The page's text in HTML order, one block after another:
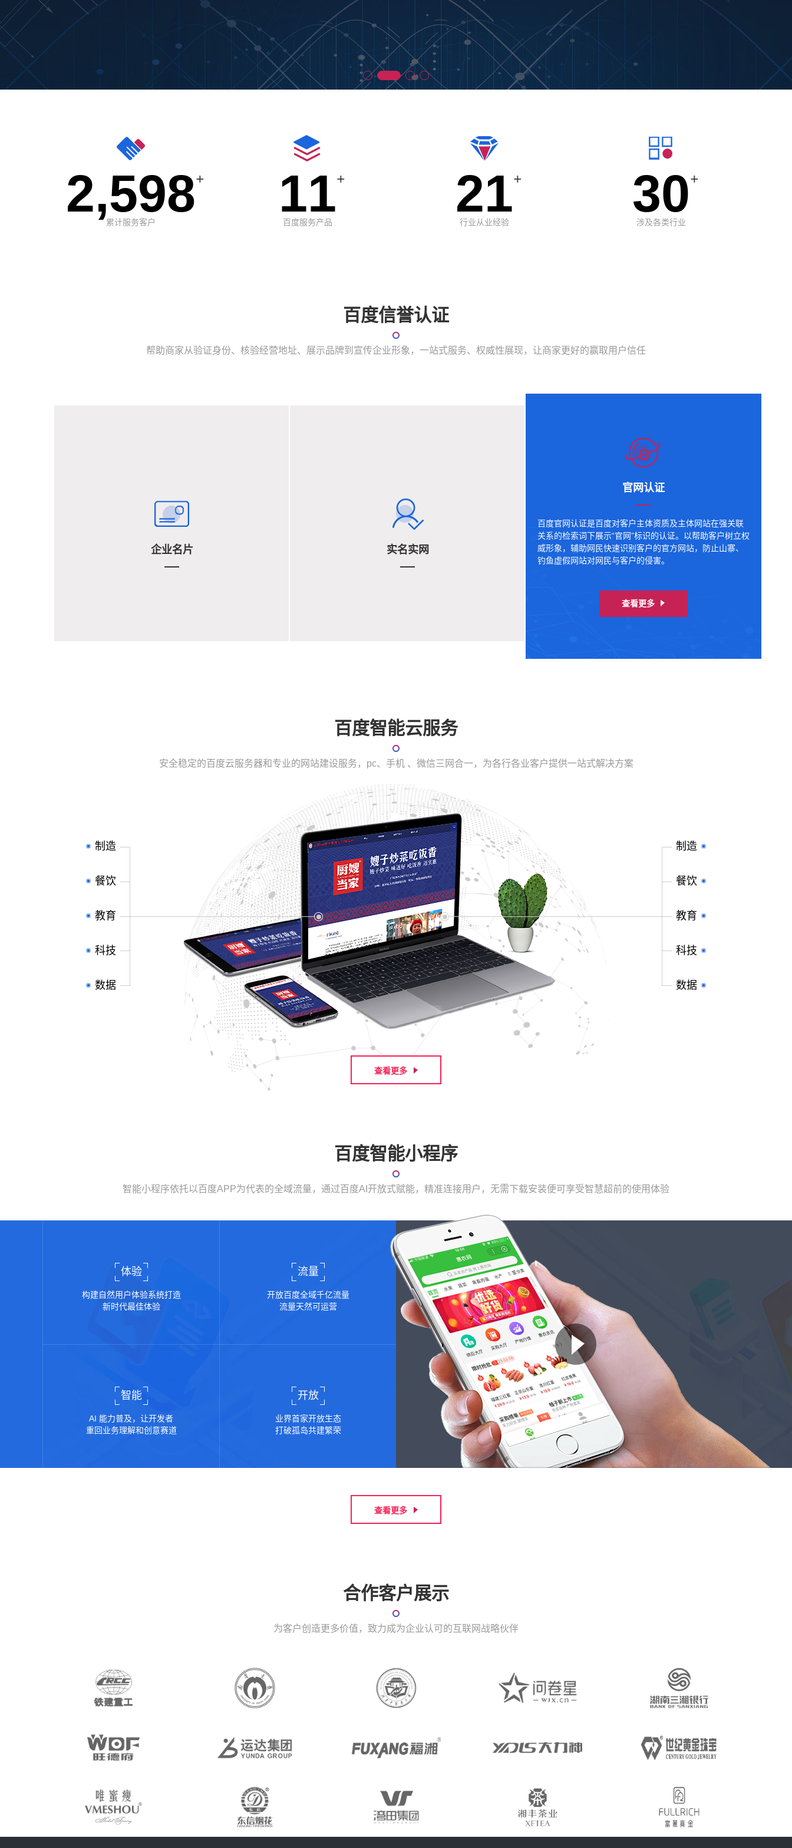
2,598+
累计服务客户 11+
百度服务产品 21+
行业从业经验 30+
涉及各类行业
百度信誉认证
帮助商家从验证身份、核验经营地址、展示品牌到宣传企业形象，一站式服务、权威性展现，让商家更好的赢取用户信任
企业名片 实名实网
官网认证
百度官网认证是百度对客户主体资质及主体网站在强关联
关系的检索词下展示“官网”标识的认证。以帮助客户树立权
威形象，辅助网民快速识别客户的官方网站，防止山寨、
钓鱼虚假网站对网民与客户的侵害。
查看更多
百度智能云服务
安全稳定的百度云服务器和专业的网站建设服务，pc、手机 、微信三网合一，为各行各业客户提供一站式解决方案
制造
餐饮
教育
科技
数据
制造
餐饮
教育
科技
数据
查看更多
百度智能小程序
智能小程序依托以百度APP为代表的全域流量，通过百度AI开放式赋能，精准连接用户，无需下载安装便可享受智慧超前的使用体验
体验
构建自然用户体验系统打造
新时代最佳体验
流量
开放百度全域千亿流量
流量天然可运营
智能
AI 能力普及，让开发者
重回业务理解和创意赛道
开放
业界首家开放生态
打破孤岛共建繁荣
查看更多
合作客户展示
为客户创造更多价值，致力成为企业认可的互联网战略伙伴